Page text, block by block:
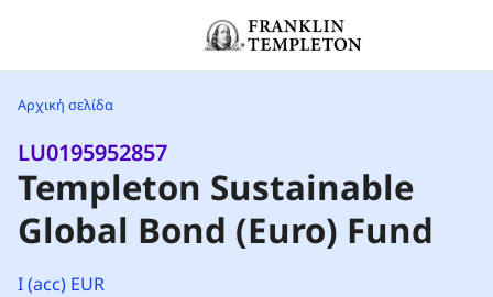
Αρχική σελίδα
LU0195952857
Templeton Sustainable
Global Bond (Euro) Fund
I (acc) EUR